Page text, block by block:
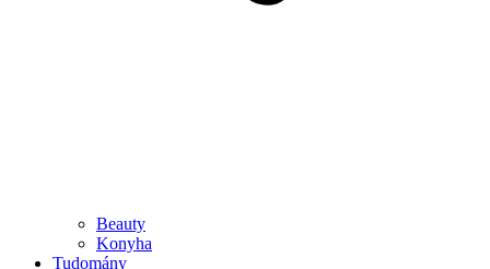
Beauty
Konyha
Tudomány